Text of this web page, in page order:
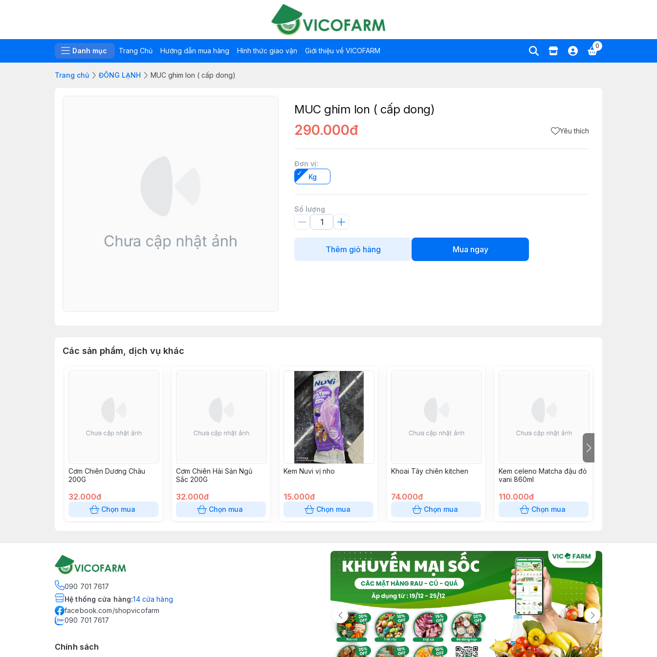
Danh mục Trang Chủ Hướng dẫn mua hàng Hình thức giao vận Giới thiệu về VICOFARM
0
Trang chủ ĐÔNG LẠNH MUC ghim lon ( cấp dong)
MUC ghim lon ( cấp dong)
290.000đ Yêu thích
Đơn vị:
Kg
Số lượng
Thêm giỏ hàng Mua ngay
Các sản phẩm, dịch vụ khác
Cơm Chiên Dương Châu
200G
32.000đ
Chọn mua
Cơm Chiên Hải Sản Ngũ
Sắc 200G
32.000đ
Chọn mua
Kem Nuvi vị nho
15.000đ
Chọn mua
Khoai Tây chiên kitchen
74.000đ
Chọn mua
Kem celeno Matcha đậu đỏ
vani 860ml
110.000đ
Chọn mua
090 701 7617
Hệ thống cửa hàng:14 cửa hàng
facebook.com/shopvicofarm
090 701 7617
Chính sách